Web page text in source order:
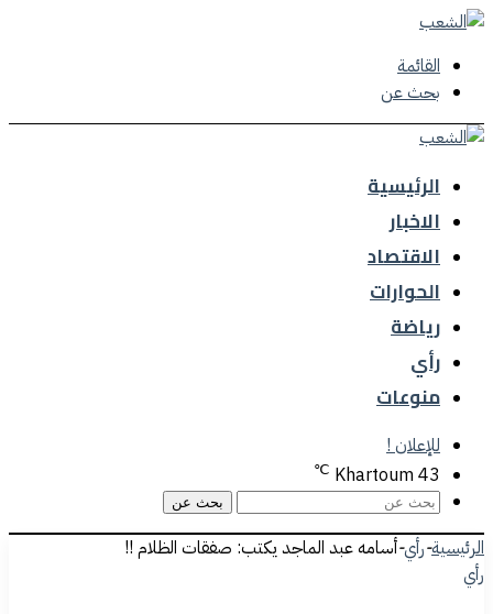
القائمة
بحث عن
الرئيسية
الاخبار
الاقتصاد
الحوارات
رياضة
رأي
منوعات
للإعلان !
Khartoum43
℃
بحث عن
الرئيسية-رأي-أسامه عبد الماجد يكتب: صفقات الظلام !!
رأي